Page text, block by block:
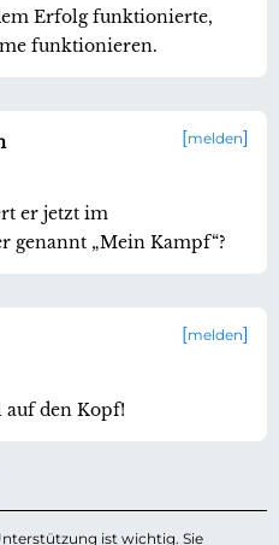
Erfolg funktionierte,
funktionieren.
melden
er jetzt im
genannt „Mein Kampf“?
melden
auf den Kopf!
ist wichtig. Sie